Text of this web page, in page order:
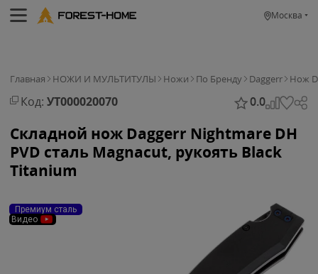
Москва
Главная НОЖИ И МУЛЬТИТУЛЫ Ножи По Бренду Daggerr Нож
Код: УТ000020070 0.0
Складной нож Daggerr Nightmare DH
PVD сталь Magnacut, рукоять Black
Titanium
Премиум сталь
Видео